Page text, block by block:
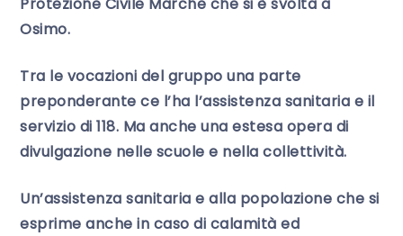
Protezione Civile Marche che si è svolta a
Osimo.
Tra le vocazioni del gruppo una parte
preponderante ce l’ha l’assistenza sanitaria e il
servizio di 118. Ma anche una estesa opera di
divulgazione nelle scuole e nella collettività.
Un’assistenza sanitaria e alla popolazione che si
esprime anche in caso di calamità ed